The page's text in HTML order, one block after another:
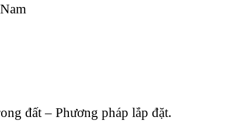
đất – Phương pháp lắp đặt.